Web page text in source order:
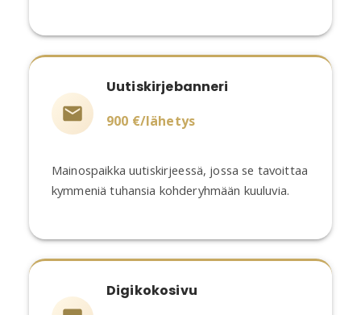
Uutiskirjebanneri
900 €/lähetys
Mainospaikka uutiskirjeessä, jossa se tavoittaa
kymmeniä tuhansia kohderyhmään kuuluvia.
Digikokosivu